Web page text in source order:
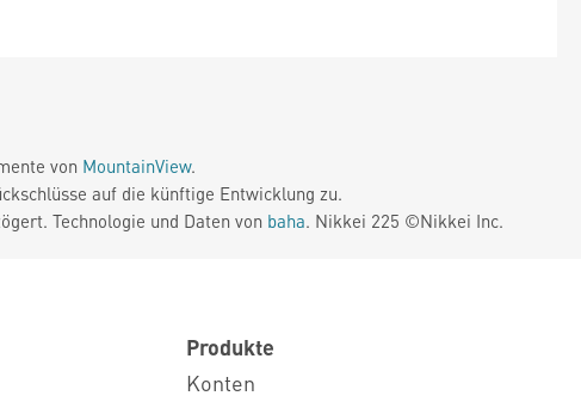
von MountainView.
auf die künftige Entwicklung zu.
Technologie und Daten von baha. Nikkei 225 ©Nikkei Inc.
Produkte
Konten